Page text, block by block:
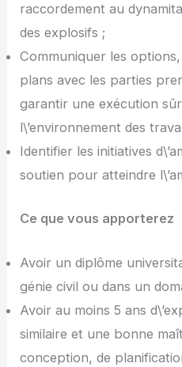
raccordement au
des explosifs ;
Communiquer les
plans avec les parties
garantir une exécution
l\’environnement des
Identifier les initiatives
soutien pour atteindre
Ce que vous apporterez
Avoir un diplôme
génie civil ou dans un
Avoir au moins 5 ans
similaire et une bonne
conception, de